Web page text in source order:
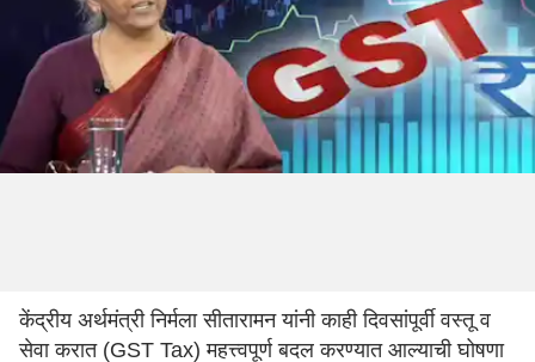
केंद्रीय अर्थमंत्री निर्मला सीतारामन यांनी काही दिवसांपूर्वी वस्तू व
सेवा करात (GST Tax) महत्त्वपूर्ण बदल करण्यात आल्याची घोषणा